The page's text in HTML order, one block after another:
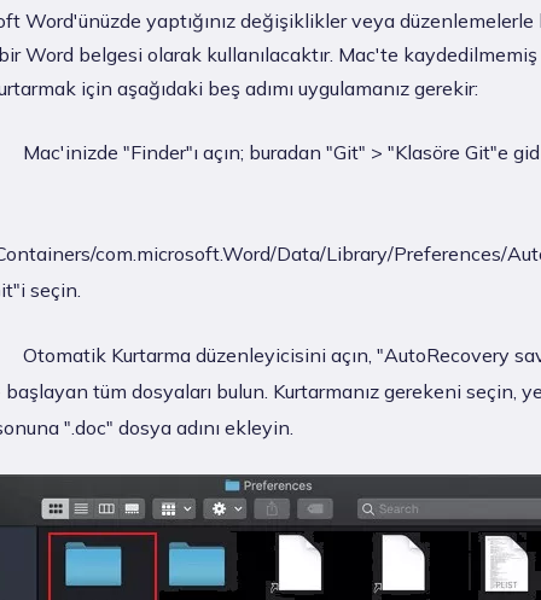
Word'ünüzde yaptığınız değişiklikler veya
bir Word belgesi olarak kullanılacaktır. Mac'te
için aşağıdaki beş adımı uygulamanız gerekir:
Mac'inizde "Finder"ı açın; buradan "Git" > "Klasöre Git"e
com.microsoft.Word/Data/Library/Preferences/
seçin.
Otomatik Kurtarma düzenleyicisini açın, "AutoRecovery
tüm dosyaları bulun. Kurtarmanız gerekeni seçin,
".doc" dosya adını ekleyin.